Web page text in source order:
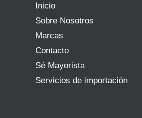
Inicio
Sobre Nosotros
Marcas
Contacto
Sé Mayorista
Servicios de importación